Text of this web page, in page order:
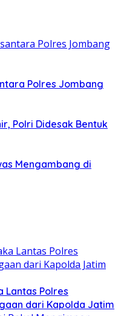
Polres Jombang
Polri Didesak Bentuk
Mengambang di
Lantas Polres
dari Kapolda Jatim